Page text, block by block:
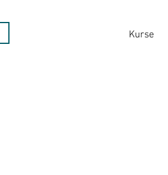
Kurse